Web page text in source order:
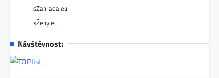
sZahrada.eu
sŽeny.eu
Návštěvnost: